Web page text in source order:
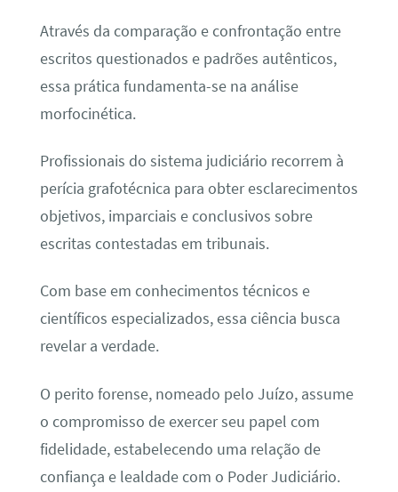
Através da comparação e confrontação entre
escritos questionados e padrões autênticos,
essa prática fundamenta-se na análise
morfocinética.
Profissionais do sistema judiciário recorrem à
perícia grafotécnica para obter esclarecimentos
objetivos, imparciais e conclusivos sobre
escritas contestadas em tribunais.
Com base em conhecimentos técnicos e
científicos especializados, essa ciência busca
revelar a verdade.
O perito forense, nomeado pelo Juízo, assume
o compromisso de exercer seu papel com
fidelidade, estabelecendo uma relação de
confiança e lealdade com o Poder Judiciário.